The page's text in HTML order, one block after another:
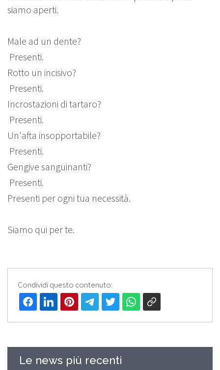
siamo aperti.
Male ad un dente?
Presenti.
Rotto un incisivo?
Presenti.
Incrostazioni di tartaro?
Presenti.
Un'afta insopportabile?
Presenti.
Gengive sanguinanti?
Presenti.
Presenti per ogni tua necessità.
Siamo qui per te.
Condividi questo contenuto:
Le news più recenti